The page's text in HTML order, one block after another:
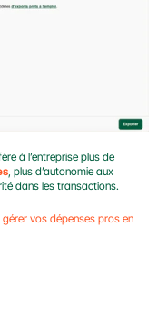
à l’entreprise plus de
, plus d’autonomie aux
dans les transactions.
vos dépenses pros en